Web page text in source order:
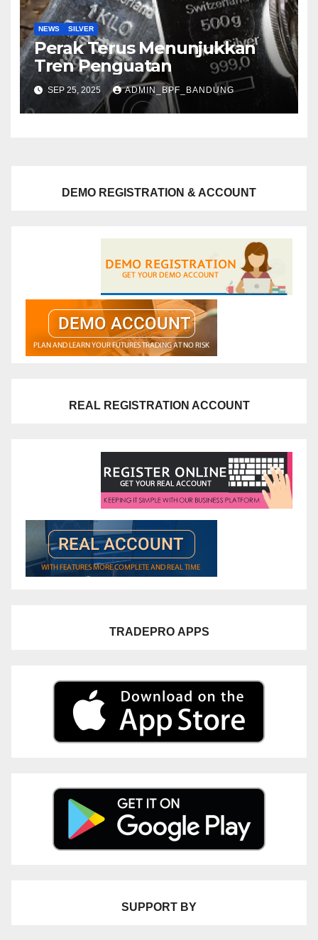
NEWS SILVER
Perak Terus Menunjukkan
Tren Penguatan
SEP 25, 2025 ADMIN_BPF_BANDUNG
DEMO REGISTRATION & ACCOUNT
REAL REGISTRATION ACCOUNT
TRADEPRO APPS
SUPPORT BY